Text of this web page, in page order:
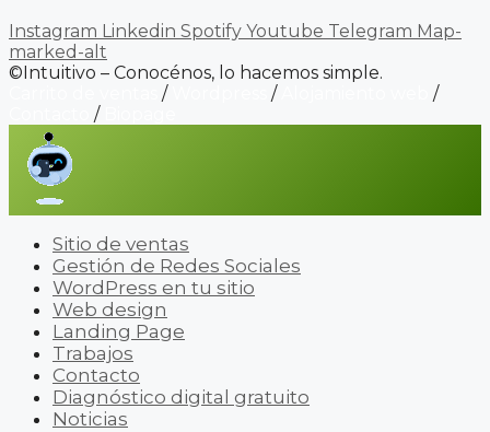
Instagram Linkedin Spotify Youtube Telegram Map-
marked-alt
©Intuitivo – Conocénos, lo hacemos simple.
/ /
/
/
Sitio de ventas
Gestión de Redes Sociales
WordPress en tu sitio
Web design
Landing Page
Trabajos
Contacto
Diagnóstico digital gratuito
Noticias